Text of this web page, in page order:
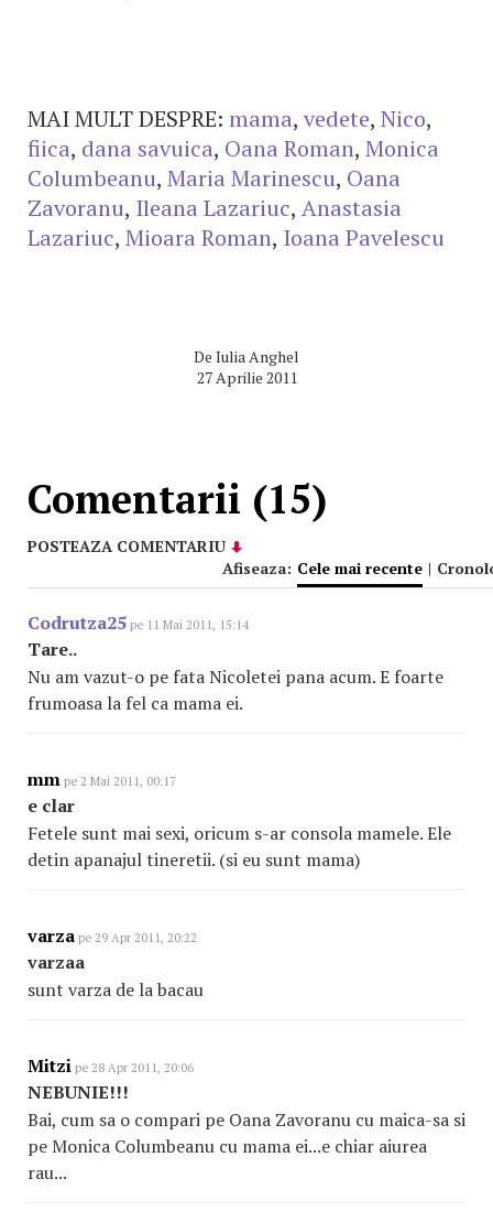
MAI MULT DESPRE: mama, vedete, Nico,
fiica, dana savuica, Oana Roman, Monica
Columbeanu, Maria Marinescu, Oana
Zavoranu, Ileana Lazariuc, Anastasia
Lazariuc, Mioara Roman, Ioana Pavelescu
De Iulia Anghel
27 Aprilie 2011
Comentarii (15)
POSTEAZA COMENTARIU
Afiseaza: Cele mai recente |
Codrutza25 pe 11 Mai 2011, 15:14
Tare..
Nu am vazut-o pe fata Nicoletei pana acum. E foarte
frumoasa la fel ca mama ei.
mm pe 2 Mai 2011, 00:17
e clar
Fetele sunt mai sexi, oricum s-ar consola mamele. Ele
detin apanajul tineretii. (si eu sunt mama)
varza pe 29 Apr 2011, 20:22
varzaa
sunt varza de la bacau
Mitzi pe 28 Apr 2011, 20:06
NEBUNIE!!!
Bai, cum sa o compari pe Oana Zavoranu cu maica-sa si
pe Monica Columbeanu cu mama ei...e chiar aiurea
rau...